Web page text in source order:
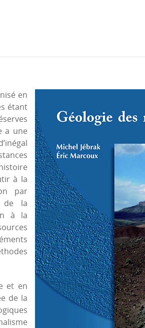
en
étant
a une
à la
par
de la
à la
et en
de la